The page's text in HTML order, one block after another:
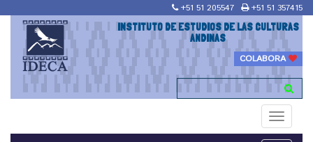
+51 51 205547 +51 51 357415
INSTITUTO DE ESTUDIOS DE LAS CULTURAS
ANDINAS
COLABORA
Toggle